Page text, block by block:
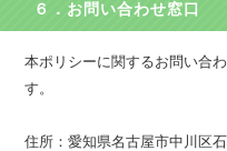
６．お問い合わせ窓口
本ポリシーに関するお問い合
す。
住所：愛知県名古屋市中川区